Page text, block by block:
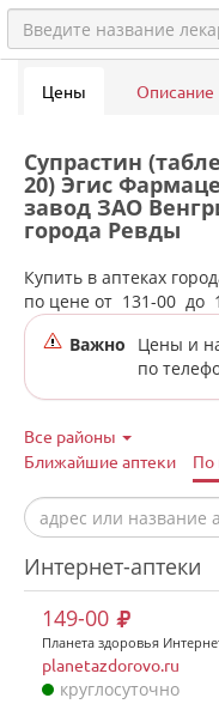
Цены Описание
Супрастин
20) Эгис
завод ЗАО
города Ревды
Купить в аптеках
по цене от 131-00 до
Важно
Цены и
по
Все районы
Ближайшие аптеки
По
Интернет-аптеки
149-00
Планета здоровья
planetazdorovo.ru
круглосуточно